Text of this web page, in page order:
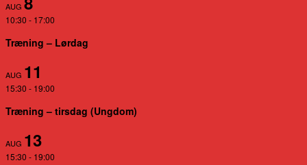
AUG
10:30 - 17:00
Træning – Lørdag
AUG 11
15:30 - 19:00
Træning – tirsdag (Ungdom)
AUG 13
15:30 - 19:00